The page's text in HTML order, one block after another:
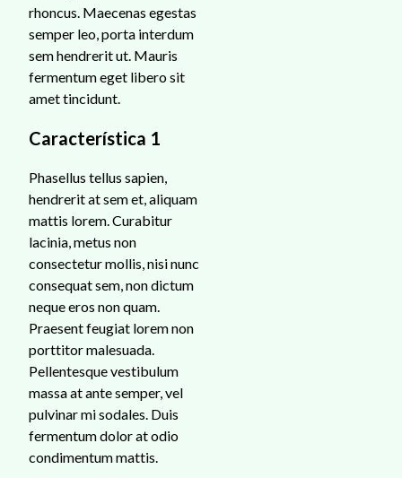
rhoncus. Maecenas egestas
semper leo, porta interdum
sem hendrerit ut. Mauris
fermentum eget libero sit
amet tincidunt.
Característica 1
Phasellus tellus sapien,
hendrerit at sem et, aliquam
mattis lorem. Curabitur
lacinia, metus non
consectetur mollis, nisi nunc
consequat sem, non dictum
neque eros non quam.
Praesent feugiat lorem non
porttitor malesuada.
Pellentesque vestibulum
massa at ante semper, vel
pulvinar mi sodales. Duis
fermentum dolor at odio
condimentum mattis.